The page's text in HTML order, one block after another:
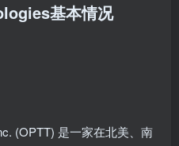
基本情况
(OPTT) 是一家在北美、南